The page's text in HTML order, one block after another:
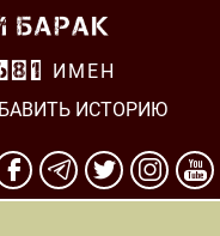
ИМЕН
ИСТОРИЮ